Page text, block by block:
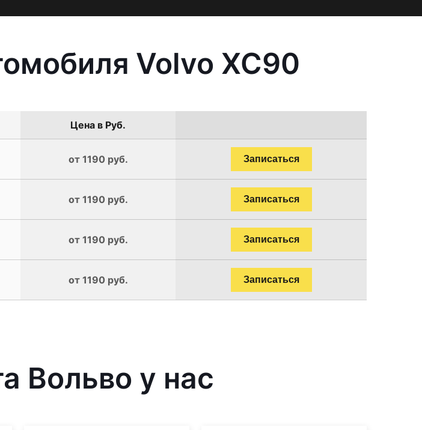
Volvo XC90
Цена в Руб.
от 1190 руб. Записаться
от 1190 руб. Записаться
от 1190 руб. Записаться
от 1190 руб. Записаться
Вольво у нас